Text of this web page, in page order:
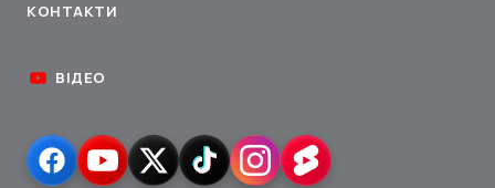
КОНТАКТИ
ВІДЕО